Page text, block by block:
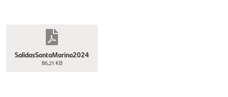
SalidasSantaMarina2024
86,21 KB